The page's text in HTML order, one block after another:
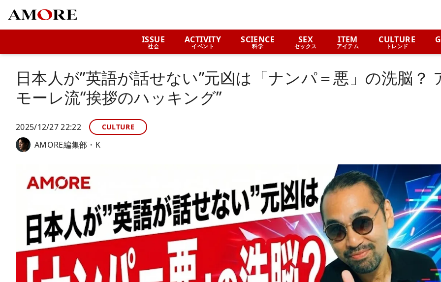
ISSUE
社会
ACTIVITY
イベント
SCIENCE
科学
SEX
セックス
ITEM
アイテム
CULTURE
トレンド
日本人が”英語が話せない”元凶は「ナンパ＝悪」の洗脳？
モーレ流“挨拶のハッキング”
2025/12/27 22:22 CULTURE
AMORE編集部・K